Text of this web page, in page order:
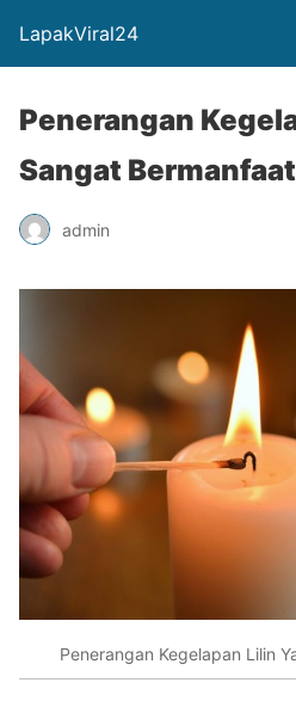
LapakViral24
Penerangan
Sangat Bermanfaat
admin
Penerangan Kegelapan Lilin